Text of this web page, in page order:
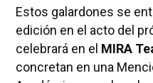
Estos galardones se
edición en el acto del
celebrará en el MIRA
concretan en una